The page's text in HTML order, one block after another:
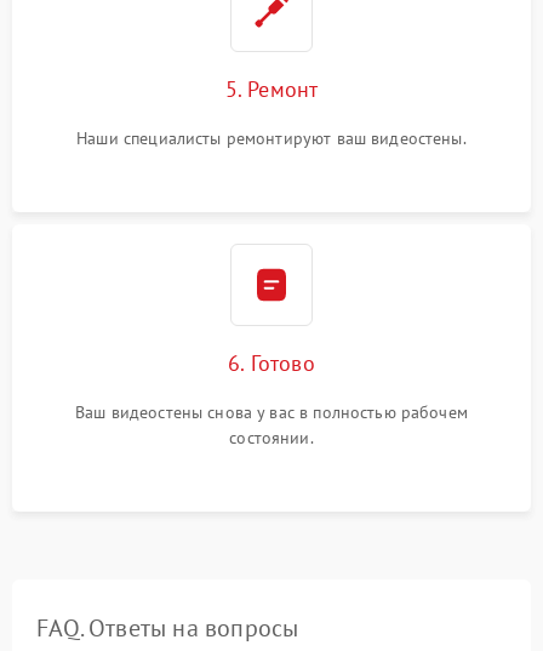
5. Ремонт
Наши специалисты ремонтируют ваш видеостены.
6. Готово
Ваш видеостены снова у вас в полностью рабочем
состоянии.
FAQ. Ответы на вопросы